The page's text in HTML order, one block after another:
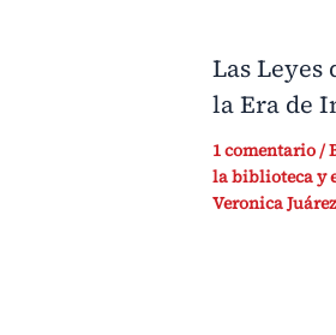
Las Leyes
la Era de
1 comentario/
la biblioteca y
Veronica Juárez